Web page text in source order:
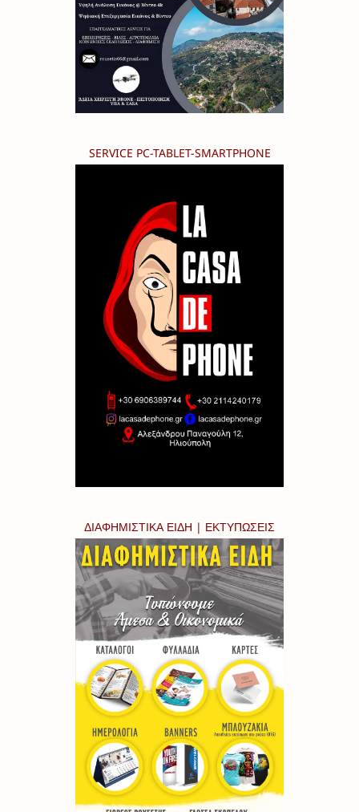
SERVICE PC-TABLET-SMARTPHONE
ΔΙΑΦΗΜΙΣΤΙΚΑ ΕΙΔΗ | ΕΚΤΥΠΩΣΕΙΣ